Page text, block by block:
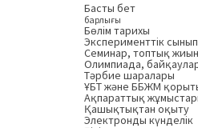
Басты бет
барлығы
Бөлім тарихы
Эксперименттік
Семинар, топтық
Олимпиада,
Тәрбие шаралары
ҰБТ және ББЖМ
Ақпараттық
Қашықтықтан оқыту
Электронды күнделік